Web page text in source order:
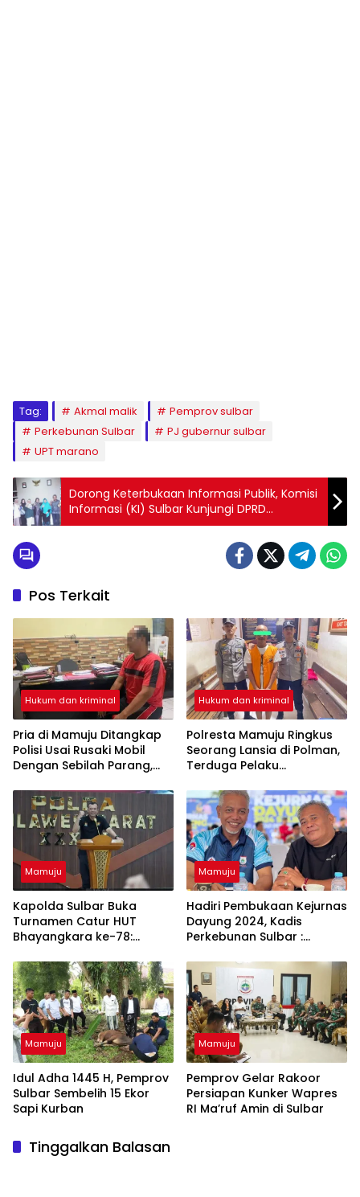
Tag: Akmal malik
Pemprov sulbar
Perkebunan Sulbar
PJ gubernur sulbar
UPT marano
Dorong Keterbukaan Informasi Publik, Komisi
Informasi (KI) Sulbar Kunjungi DPRD
Pasangkayu
Pos Terkait
Hukum dan kriminal
Pria di Mamuju Ditangkap
Polisi Usai Rusaki Mobil
Dengan Sebilah Parang,
Hukum dan kriminal
Polresta Mamuju Ringkus
Seorang Lansia di Polman,
Terduga Pelaku
Umur
Mamuju
Kapolda Sulbar Buka
Turnamen Catur HUT
Bhayangkara ke-78:
Penjuru Nusantara
Mamuju
Hadiri Pembukaan Kejurnas
Dayung 2024, Kadis
Perkebunan Sulbar :
Promosikan Potensi
Dayung dan Nilai-Nilai
Olahraga di Sulbar
Mamuju
Idul Adha 1445 H, Pemprov
Sulbar Sembelih 15 Ekor
Sapi Kurban
Mamuju
Pemprov Gelar Rakoor
Persiapan Kunker Wapres
RI Ma’ruf Amin di Sulbar
Tinggalkan Balasan